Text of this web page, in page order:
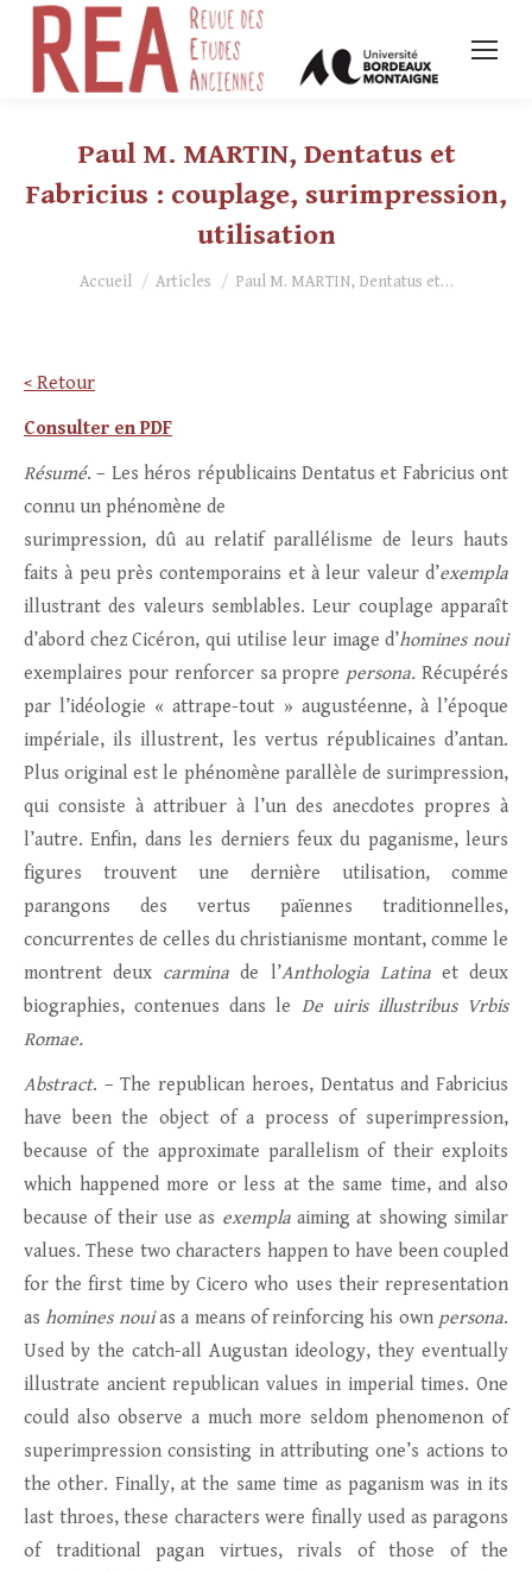
Paul M. MARTIN, Dentatus et
Fabricius : couplage, surimpression,
utilisation
Vous êtes ici :
Accueil Articles Paul M. MARTIN, Dentatus et…
< Retour
Consulter en PDF
Résumé. – Les héros républicains Dentatus et Fabricius ont
connu un phénomène de
surimpression, dû au relatif parallélisme de leurs hauts
faits à peu près contemporains et à leur valeur d’exempla
illustrant des valeurs semblables. Leur couplage apparaît
d’abord chez Cicéron, qui utilise leur image d’homines noui
exemplaires pour renforcer sa propre persona.Récupérés
par l’idéologie « attrape-tout » augustéenne, à l’époque
impériale, ils illustrent, les vertus républicaines d’antan.
Plus original est le phénomène parallèle de surimpression,
qui consiste à attribuer à l’un des anecdotes propres à
l’autre. Enfin, dans les derniers feux du paganisme, leurs
figures trouvent une dernière utilisation, comme
parangons des vertus païennes traditionnelles,
concurrentes de celles du christianisme montant, comme le
montrent deux carminade l’Anthologia Latinaet deux
biographies, contenues dans le De uiris illustribus Vrbis
Romae.
Abstract. – The republican heroes, Dentatus and Fabricius
have been the object of a process of superimpression,
because of the approximate parallelism of their exploits
which happened more or less at the same time, and also
because of their use as exemplaaiming at showing similar
values. These two characters happen to have been coupled
for the first time by Cicero who uses their representation
ashomines nouias a means of reinforcing his own persona.
Used by the catch-all Augustan ideology, they eventually
illustrate ancient republican values in imperial times. One
could also observe a much more seldom phenomenon of
superimpression consisting in attributing one’s actions to
the other. Finally, at the same time as paganism was in its
last throes, these characters were finally used as paragons
of traditional pagan virtues, rivals of those of the